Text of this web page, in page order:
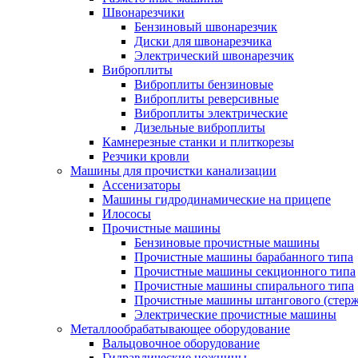
Швонарезчики
Бензиновый швонарезчик
Диски для швонарезчика
Электрический швонарезчик
Виброплиты
Виброплиты бензиновые
Виброплиты реверсивные
Виброплиты электрические
Дизельные виброплиты
Камнерезные станки и плиткорезы
Резчики кровли
Машины для прочистки канализации
Ассенизаторы
Машины гидродинамические на прицепе
Илососы
Прочистные машины
Бензиновые прочистные машины
Прочистные машины барабанного типа
Прочистные машины секционного типа
Прочистные машины спирального типа
Прочистные машины штангового
Электрические прочистные машины
Металлообрабатывающее оборудование
Вальцовочное оборудование